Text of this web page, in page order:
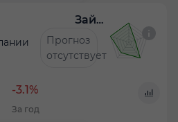
Займер
Прогноз
отсутствует
-3.1%
За год